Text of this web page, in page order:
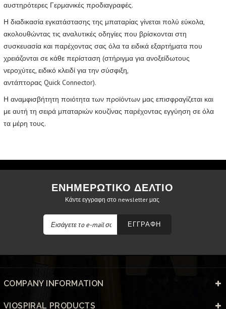
αυστηρότερες Γερμανικές προδιαγραφές.
Η διαδικασία εγκατάστασης της μπαταρίας γίνεται πολύ εύκολα,
ακολουθώντας τις αναλυτικές οδηγίες που βρίσκονται στη
συσκευασία και παρέχοντας σας όλα τα ειδικά εξαρτήματα που
χρειάζονται σε κάθε περίσταση (στήριγμα για ανοξείδωτους
νεροχύτες, ειδικό κλειδί για την σύσφιξη,
αντάπτορας Quick Connector).
Η αναμφισβήτητη ποιότητα των προϊόντων μας επισφραγίζεται και
με αυτή τη σειρά μπαταριών κουζίνας παρέχοντας εγγύηση σε όλα
τα μέρη τους.
ΕΝΗΜΕΡΩΤΙΚΟ ΔΕΛΤΙΟ
Κάντε εγγραφη στο newsletter μας
ΕΓΓΡΑΦΗ
COMPANY INFORMATION
VIOSPIRAL PRODUCTS